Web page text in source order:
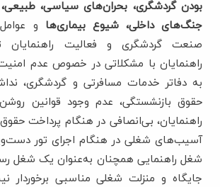
بودن گردشگری، بحران‌های سیاسی، طبیعی،
جنگ‌های داخلی، شیوع بیماری‌ها و
صنعت گردشگری و فعالیت راهنمایان
راهنمایان با مشکلاتی در خصوص عدم
به دفاتر خدمات مسافرتی و گردشگری،
حقوق بازنشستگی، عدم وجود قوانین
راهنمایان، بی‌انصافی در هنگام پرداخت
آسیب‌های شغلی در هنگام اجرای تور
شغل راهنمایی همچنان به‌عنوان یک شغل
جایگاه و منزلت شغلی مناسبی برخوردار